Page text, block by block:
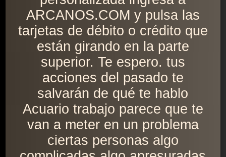
ARCANOS.COM y pulsa las
tarjetas de débito o crédito que
están girando en la parte
superior. Te espero. tus
acciones del pasado te
salvarán de qué te hablo
Acuario trabajo parece que te
van a meter en un problema
ciertas personas algo